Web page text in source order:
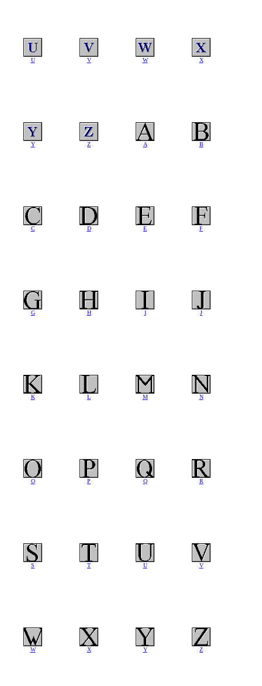
U V W X
Y Z A B
C D E F
G H I J
K L M N
O P Q R
S T U V
W X Y Z